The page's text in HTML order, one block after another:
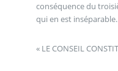
conséquence du
qui en est inséparable.
« LE CONSEIL